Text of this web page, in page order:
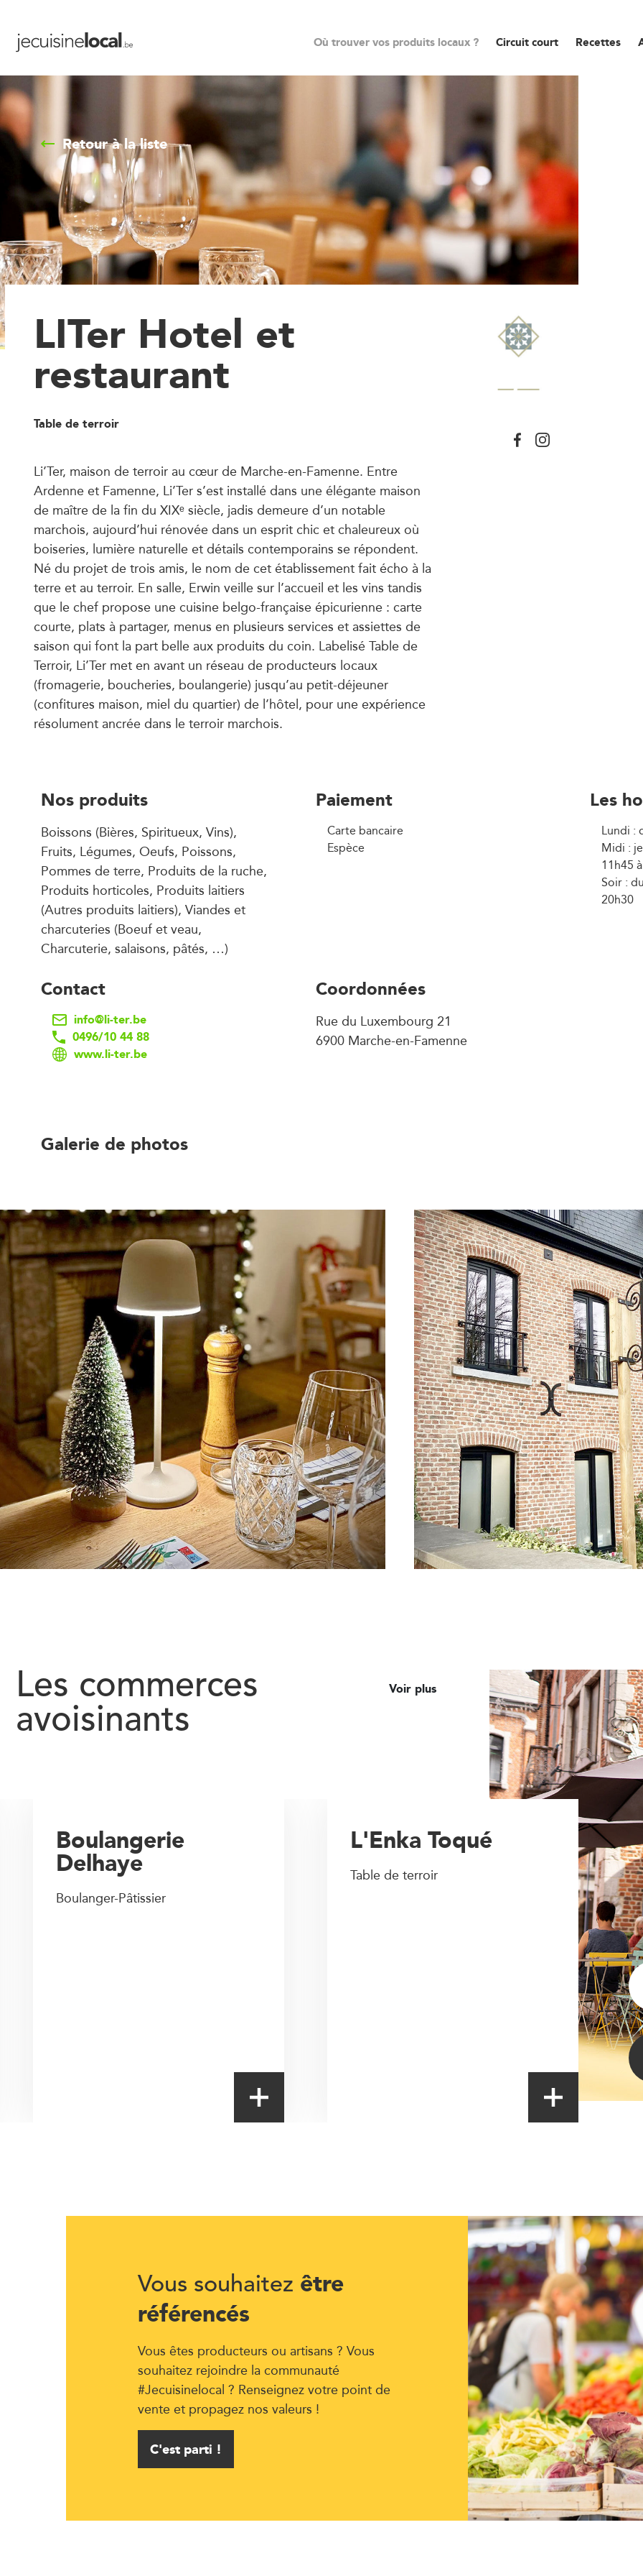
Où trouver vos produits locaux ? Circuit court Recettes
Retour à la liste
LITer Hotel et
restaurant
Table de terroir
Li’Ter, maison de terroir au cœur de Marche-en-Famenne. Entre
Ardenne et Famenne, Li’Ter s’est installé dans une élégante maison
de maître de la fin du XIXᵉ siècle, jadis demeure d’un notable
marchois, aujourd’hui rénovée dans un esprit chic et chaleureux où
boiseries, lumière naturelle et détails contemporains se répondent.
Né du projet de trois amis, le nom de cet établissement fait écho à la
terre et au terroir. En salle, Erwin veille sur l’accueil et les vins tandis
que le chef propose une cuisine belgo-française épicurienne : carte
courte, plats à partager, menus en plusieurs services et assiettes de
saison qui font la part belle aux produits du coin. Labelisé Table de
Terroir, Li’Ter met en avant un réseau de producteurs locaux
(fromagerie, boucheries, boulangerie) jusqu’au petit-déjeuner
(confitures maison, miel du quartier) de l’hôtel, pour une expérience
résolument ancrée dans le terroir marchois.
Nos produits
Boissons (Bières, Spiritueux, Vins),
Fruits, Légumes, Oeufs, Poissons,
Pommes de terre, Produits de la ruche,
Produits horticoles, Produits laitiers
(Autres produits laitiers), Viandes et
charcuteries (Boeuf et veau,
Charcuterie, salaisons, pâtés, …)
Paiement
Carte bancaire
Espèce
Les
Lundi :
Midi :
11h45
Soir :
20h30
Contact
info@li-ter.be
0496/10 44 88
www.li-ter.be
Coordonnées
Rue du Luxembourg 21
6900 Marche-en-Famenne
Galerie de photos
Les commerces
avoisinants
Voir plus
L'Enka Toqué
Table de terroir
Boulangerie
Delhaye
Boulanger-Pâtissier
Vous souhaitez être
référencés
Vous êtes producteurs ou artisans ? Vous
souhaitez rejoindre la communauté
#Jecuisinelocal ? Renseignez votre point de
vente et propagez nos valeurs !
C'est parti !